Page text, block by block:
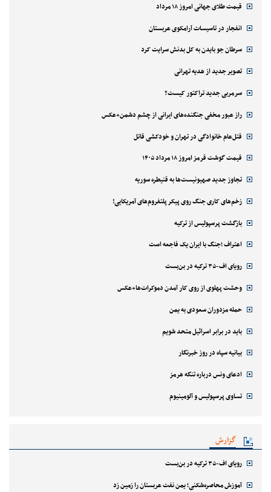
قیمت طلای جهانی امروز ۱۸ مرداد
انفجار در تاسیسات آرامکوی عربستان
سرطان جو بایدن به کل بدنش سرایت کرد
تصویر جدید از هدیه تهرانی
سرمربی جدید تراکتور کیست؟
راز عبور مخفی جنگنده‌های ایرانی از چشم دشمن+عکس
قتل‌‌عام خانوادگی در تهران و خودکشی قاتل
قیمت گوشت قرمز امروز ۱۸ مرداد ۱۴۰۵
تجاوز جدید صهیونیست‌ها به قنیطره سوریه
زخم‌های کاری جنگ روی پیکر پلتفروم‌های آمریکایی!
بازگشت پرسپولیس از ترکیه
اعتراف ؛جنگ با ایران یک فاجعه است
رویای اف-۳۵ ترکیه در بن‌بست
وحشت پهلوی از روی کار آمدن دموکرات‌ها+عکس
حمله مزدوران سعودی به یمن
باید در برابر اسرائیل متحد شویم
بیانیه سپاه در روز خبرنگار
ادعای ونس درباره تنگه هرمز
تساوی پرسپولیس و آلومینیوم
گزارش
رویای اف-۳۵ ترکیه در بن‌بست
آموزش محاصره‌شکنی؛ یمن نفت عربستان را زمین زد